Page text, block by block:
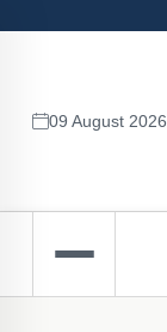
09 August 2026